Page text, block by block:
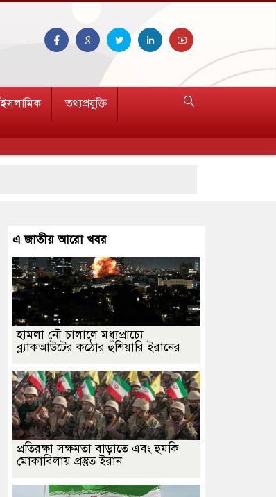
ইসলামিক তথ্যপ্রযুক্তি
এ জাতীয় আরো খবর
হামলা নৌ চালালে মধ্যপ্রাচ্যে
ব্ল্যাকআউটের কঠোর হুঁশিয়ারি ইরানের
প্রতিরক্ষা সক্ষমতা বাড়াতে এবং হুমকি
মোকাবিলায় প্রস্তুত ইরান